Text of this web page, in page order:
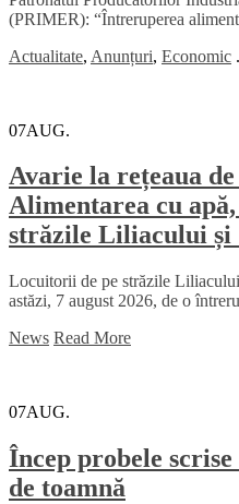
(PRIMER): “Întreruperea
Actualitate, Anunțuri, Economic
07AUG.
Avarie la rețeaua
Alimentarea cu
străzile Liliacului și
Locuitorii de pe străzile
astăzi, 7 august 2026, de o
News Read More
07AUG.
Încep probele
de toamnă